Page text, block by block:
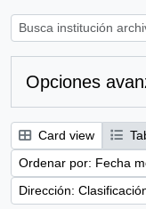
Opciones
Card view
Ordenar por: Fecha
Dirección: